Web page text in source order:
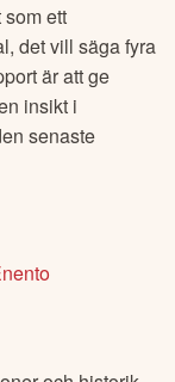
ett
det vill säga fyra
är att ge
insikt i
senaste